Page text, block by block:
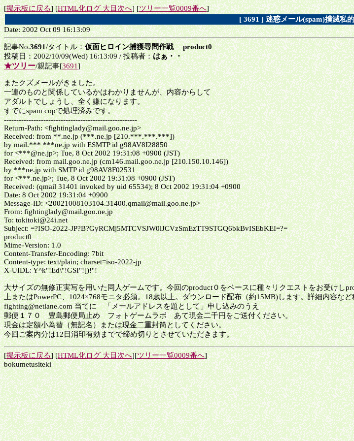
[掲示板に戻る] [HTML化ログ 大目次へ] [ツリー一覧0009番へ]
[ 3691 ] 迷惑メール(spam)撲滅私
Date: 2002 Oct 09 16:13:09
記事No.3691/タイトル：仮面ヒロイン捕獲尋問作戦 product0
投稿日：2002/10/09(Wed) 16:13:09 / 投稿者：はぁ・・
★ツリー/親記事[3691]
またクズメールがきました。
一連のものと関係しているかはわかりませんが、内容からして
アダルトでしょうし、全く嫌になります。
すでにspam copで処理済みです。
------------------------------------------------------
Return-Path: <fightinglady@mail.goo.ne.jp>
Received: from **.ne.jp (***.ne.jp [210.***.***.***])
by mail.*** ***ne.jp with ESMTP id g98AV8I28850
for <***@ne.jp>; Tue, 8 Oct 2002 19:31:08 +0900 (JST)
Received: from mail.goo.ne.jp (cm146.mail.goo.ne.jp [210.150.10.146])
by ***ne.jp with SMTP id g98AV8F02531
for <***.ne.jp>; Tue, 8 Oct 2002 19:31:08 +0900 (JST)
Received: (qmail 31401 invoked by uid 65534); 8 Oct 2002 19:31:04 +0900
Date: 8 Oct 2002 19:31:04 +0900
Message-ID: <20021008103104.31400.qmail@mail.goo.ne.jp>
From: fightinglady@mail.goo.ne.jp
To: tokitoki@24i.net
Subject: =?ISO-2022-JP?B?GyRCMj5MTCVSJW0lJCVzSmEzTT9STGQ6bkBvISEbKEI=?=
product0
Mime-Version: 1.0
Content-Transfer-Encoding: 7bit
Content-type: text/plain; charset=iso-2022-jp
X-UIDL: Y^k"!Ed\"!GSI"![)!"!
大サイズの無修正実写を用いた同人ゲームです。今回のproduct０をベースに種々リクエストをお受けし
上またはPowerPC、1024×768モニタ必須。18歳以上。ダウンロード配布（約15MB)します。詳細内容な
fighting@netlane.com 当てに 「メールアドレスを題として」申し込みのうえ
郵便１７０ 豊島郵便局止め フォトゲームラボ あて現金二千円をご送付ください。
現金は定額小為替（無記名）または現金二重封筒としてください。
今回ご案内分は12日消印有効までで締め切りとさせていただきます。
[掲示板に戻る] [HTML化ログ 大目次へ][ツリー一覧0009番へ]
bokumetusiteki